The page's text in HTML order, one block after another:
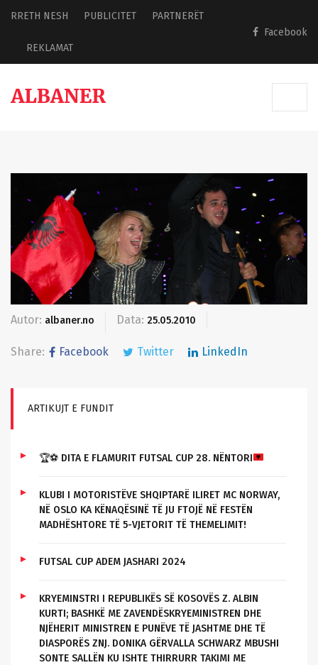
RRETH NESH PUBLICITET PARTNERËT
REKLAMAT
Facebook
Autor: albaner.no Data: 25.05.2010
Share: Facebook Twitter LinkedIn
ARTIKUJT E FUNDIT
🏆⚽ DITA E FLAMURIT FUTSAL CUP 28. NËNTORI
KLUBI I MOTORISTËVE SHQIPTARË ILIRET MC NORWAY,
NË OSLO KA KËNAQËSINË TË JU FTOJË NË FESTËN
MADHËSHTORE TË 5-VJETORIT TË THEMELIMIT!
FUTSAL CUP ADEM JASHARI 2024
KRYEMINSTRI I REPUBLIKËS SË KOSOVËS Z. ALBIN
KURTI; BASHKË ME ZAVENDËSKRYEMINISTREN DHE
NJËHERIT MINISTREN E PUNËVE TË JASHTME DHE TË
DIASPORËS ZNJ. DONIKA GËRVALLA SCHWARZ MBUSHI
SONTE SALLËN KU ISHTE THIRRURR TAKIMI ME